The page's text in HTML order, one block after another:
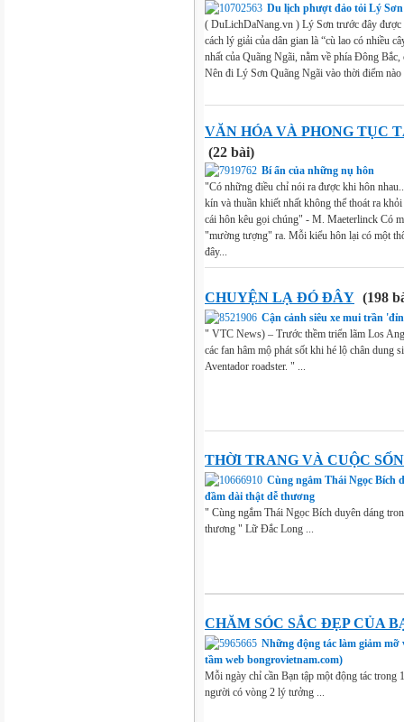
Du lịch phượt đảo tỏi Lý
( DuLichDaNang.vn ) Lý Sơn trước đây được
cách lý giải của dân gian là “cù lao có nhiều
nhất của Quãng Ngãi, nằm về phía Đông
Nên đi Lý Sơn Quãng Ngãi vào thời điểm nào
VĂN HÓA VÀ PHONG TỤC
(22 bài)
Bí ẩn của những nụ hôn
"Có những điều chỉ nói ra được khi hôn
kín và thuần khiết nhất không thể thoát ra
cái hôn kêu gọi chúng" - M. Maeterlinck Có
"mường tượng" ra. Mỗi kiểu hôn lại có một
đây...
CHUYỆN LẠ ĐÓ ĐÂY (198
Cận cảnh siêu xe mui trần
" VTC News) – Trước thềm triển lãm Los
các fan hâm mộ phát sốt khi hé lộ chân dung
Aventador roadster. " ...
THỜI TRANG VÀ CUỘC
Cùng ngắm Thái Ngọc Bích
đầm dài thật dễ thương
" Cùng ngắm Thái Ngọc Bích duyên dáng
thương " Lữ Đắc Long ...
CHĂM SÓC SẮC ĐẸP CỦA
Những động tác làm giảm mỡ
tầm web bongrovietnam.com)
Mỗi ngày chỉ cần Bạn tập một động tác trong
người có vòng 2 lý tưởng ...